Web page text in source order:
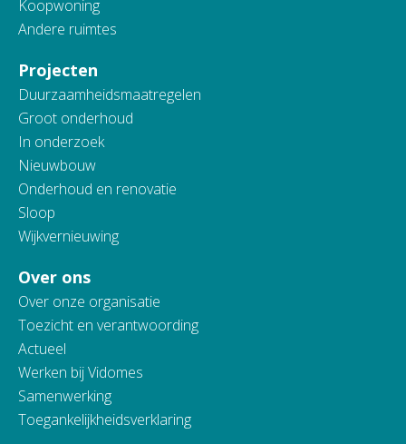
Koopwoning
Andere ruimtes
Projecten
Duurzaamheidsmaatregelen
Groot onderhoud
In onderzoek
Nieuwbouw
Onderhoud en renovatie
Sloop
Wijkvernieuwing
Over ons
Over onze organisatie
Toezicht en verantwoording
Actueel
Werken bij Vidomes
Samenwerking
Toegankelijkheidsverklaring